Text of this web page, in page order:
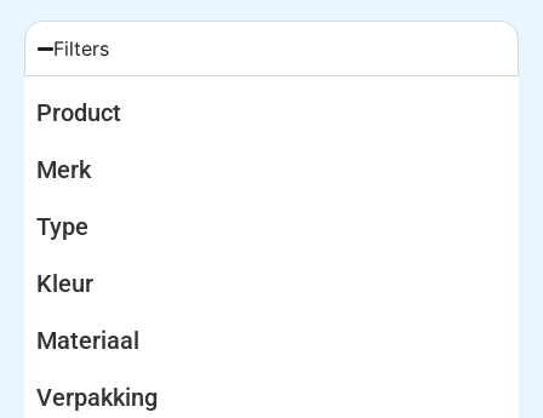
Filters
Product
Merk
Type
Kleur
Materiaal
Verpakking